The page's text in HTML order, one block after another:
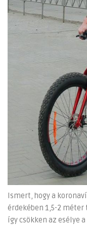
Ismert, hogy a
érdekében 1,5-2
így csökken az esélye